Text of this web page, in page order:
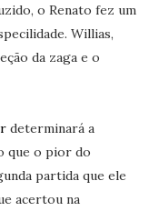
o Renato fez um
Willias,
da zaga e o
determinará a
que o pior do
partida que ele
acertou na